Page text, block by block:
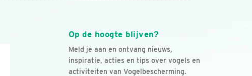
Op de hoogte blijven?
Meld je aan en ontvang nieuws,
inspiratie, acties en tips over vogels en
activiteiten van Vogelbescherming.